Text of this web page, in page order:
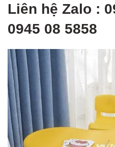
Liên hệ Zalo :
0945 08 5858